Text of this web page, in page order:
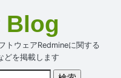
Blog
トウェアRedmineに関する
どを掲載します